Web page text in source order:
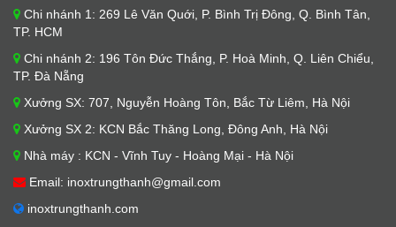
Chi nhánh 1: 269 Lê Văn Quới, P. Bình Trị Đông, Q. Bình Tân,
TP. HCM
Chi nhánh 2: 196 Tôn Đức Thắng, P. Hoà Minh, Q. Liên Chiểu,
TP. Đà Nẵng
Xưởng SX: 707, Nguyễn Hoàng Tôn, Bắc Từ Liêm, Hà Nội
Xưởng SX 2: KCN Bắc Thăng Long, Đông Anh, Hà Nội
Nhà máy : KCN - Vĩnh Tuy - Hoàng Mại - Hà Nội
Email: inoxtrungthanh@gmail.com
inoxtrungthanh.com